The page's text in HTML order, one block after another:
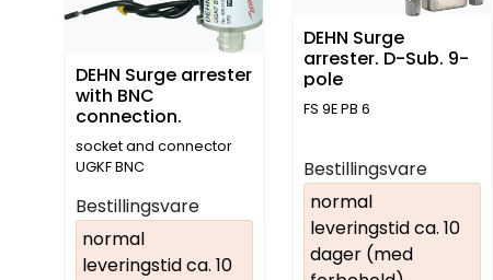
DEHN Surge arrester
with BNC
connection.
socket and connector
UGKF BNC
Bestillingsvare
normal
leveringstid ca. 10
DEHN Surge
arrester. D-Sub. 9-
pole
FS 9E PB 6
Bestillingsvare
normal
leveringstid ca. 10
dager (med